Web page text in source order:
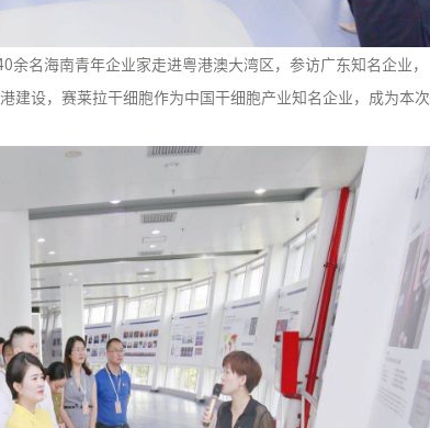
名海南青年企业家走进粤港澳大湾区，参访广东知名企业，
建设，赛莱拉干细胞作为中国干细胞产业知名企业，成为本次